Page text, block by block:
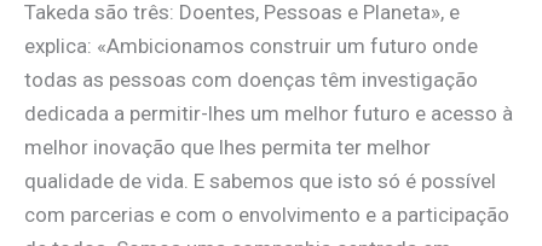
Takeda são três: Doentes, Pessoas e Planeta», e
explica: «Ambicionamos construir um futuro onde
todas as pessoas com doenças têm investigação
dedicada a permitir-lhes um melhor futuro e acesso à
melhor inovação que lhes permita ter melhor
qualidade de vida. E sabemos que isto só é possível
com parcerias e com o envolvimento e a participação